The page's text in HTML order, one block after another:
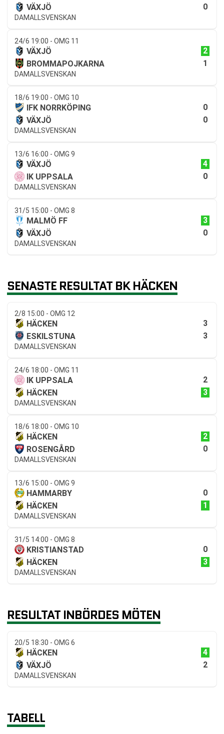
VÄXJÖ
0
DAMALLSVENSKAN
24/6 19:00 - OMG 11
VÄXJÖ
2
BROMMAPOJKARNA
1
DAMALLSVENSKAN
18/6 19:00 - OMG 10
IFK NORRKÖPING
0
VÄXJÖ
0
DAMALLSVENSKAN
13/6 16:00 - OMG 9
VÄXJÖ
4
IK UPPSALA
0
DAMALLSVENSKAN
31/5 15:00 - OMG 8
MALMÖ FF
3
VÄXJÖ
0
DAMALLSVENSKAN
SENASTE RESULTAT BK HÄCKEN
2/8 15:00 - OMG 12
HÄCKEN
3
ESKILSTUNA
3
DAMALLSVENSKAN
24/6 18:00 - OMG 11
IK UPPSALA
2
HÄCKEN
3
DAMALLSVENSKAN
18/6 18:00 - OMG 10
HÄCKEN
2
ROSENGÅRD
0
DAMALLSVENSKAN
13/6 15:00 - OMG 9
HAMMARBY
0
HÄCKEN
1
DAMALLSVENSKAN
31/5 14:00 - OMG 8
KRISTIANSTAD
0
HÄCKEN
3
DAMALLSVENSKAN
RESULTAT INBÖRDES MÖTEN
20/5 18:30 - OMG 6
HÄCKEN
4
VÄXJÖ
2
DAMALLSVENSKAN
TABELL